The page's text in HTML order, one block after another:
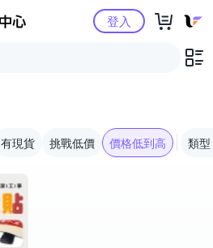
Yahoo購物中心登入
有現貨 挑戰低價 價格低到高 類型